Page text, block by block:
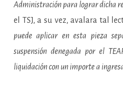
Administración para lograr dicha
el TSJ, a su vez, avalara tal
puede aplicar en esta pieza
suspensión denegada por el
liquidación con un importe a